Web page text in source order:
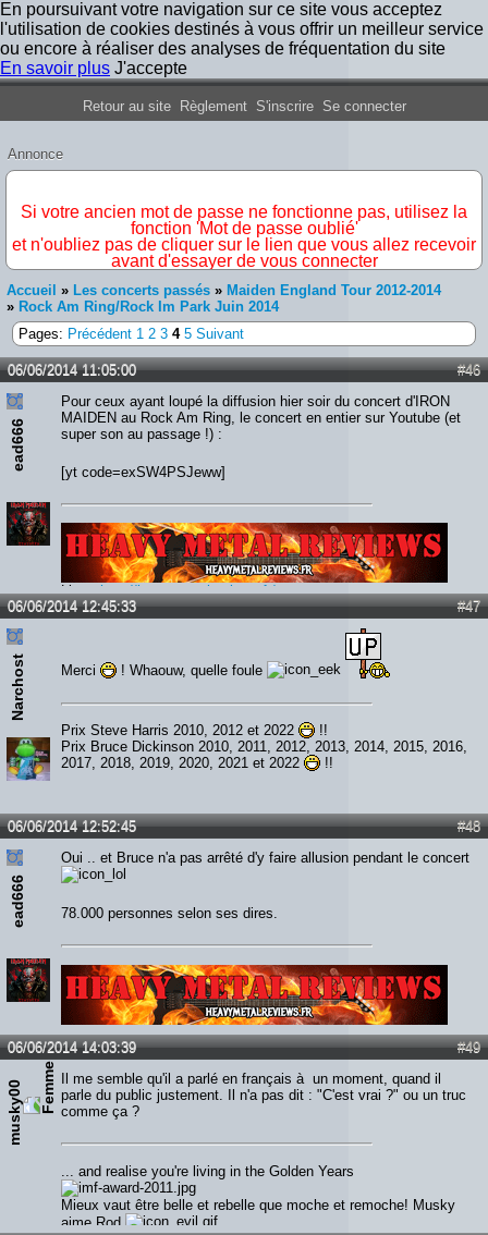
En poursuivant votre navigation sur ce site vous acceptez
l'utilisation de cookies destinés à vous offrir un meilleur service
ou encore à réaliser des analyses de fréquentation du site
En savoir plus J'accepte
Forum Iron Maiden France
Retour au site Règlement S'inscrire Se connecter
Annonce
Si votre ancien mot de passe ne fonctionne pas, utilisez la
fonction 'Mot de passe oublié'
et n'oubliez pas de cliquer sur le lien que vous allez recevoir
avant d'essayer de vous connecter
Accueil » Les concerts passés » Maiden England Tour 2012-2014
» Rock Am Ring/Rock Im Park Juin 2014
Pages: Précédent 1 2 3 4 5 Suivant
#46
06/06/2014 11:05:00
ead666
Pour ceux ayant loupé la diffusion hier soir du concert d'IRON
MAIDEN au Rock Am Ring, le concert en entier sur Youtube (et
super son au passage !) :
[yt code=exSW4PSJeww]
Lien :http://heavymetalreviews.fr/
#47
06/06/2014 12:45:33
Narchost Merci ! Whaouw, quelle foule
Prix Steve Harris 2010, 2012 et 2022
!!
Prix Bruce Dickinson 2010, 2011, 2012, 2013, 2014, 2015, 2016,
2017, 2018, 2019, 2020, 2021 et 2022
!!
#48
06/06/2014 12:52:45
ead666
Oui .. et Bruce n'a pas arrêté d'y faire allusion pendant le concert
78.000 personnes selon ses dires.
Lien :http://heavymetalreviews.fr/
#49
06/06/2014 14:03:39
musky00
Il me semble qu'il a parlé en français à un moment, quand il
parle du public justement. Il n'a pas dit : "C'est vrai ?" ou un truc
comme ça ?
... and realise you're living in the Golden Years
Mieux vaut être belle et rebelle que moche et remoche! Musky
aime Rod